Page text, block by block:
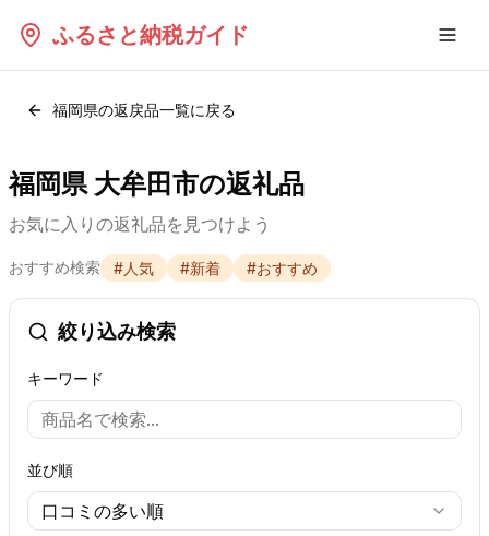
ふるさと納税ガイド
福岡県の返戻品一覧に戻る
福岡県 大牟田市の返礼品
お気に入りの返礼品を見つけよう
おすすめ検索 #人気 #新着 #おすすめ
絞り込み検索
キーワード
並び順
口コミの多い順